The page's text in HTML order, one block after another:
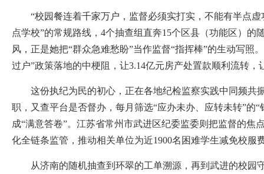
“校园餐连着千家万户，监督必须实打实，不能有半点虚
点学校”的常规路线，4个抽查组直奔15个区县（功能区）
风，正是她把“群众急难愁盼”当作监督“指挥棒”的生动写照
过户”政策落地的中梗阻，让3.14亿元房产处置款顺利流转
这份执纪为民的初心，正在各地纪检监察实践中同频共振
职，又查平台是否督办，每月筛选“应办未办、应转未转”的
成“满意答卷”。江苏省常州市武进区纪委监委则把监督的
化全链条监管，推动相关单位为近1900名困难学生减免校服
从济南的随机抽查到环翠的工单溯源，再到武进的校园